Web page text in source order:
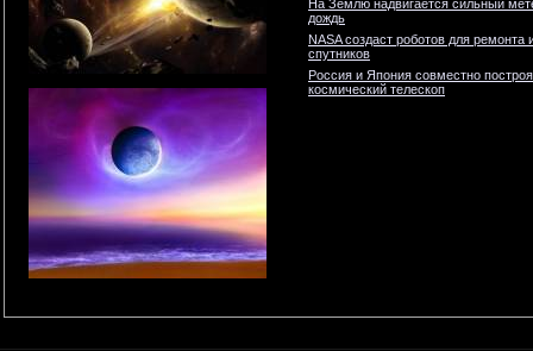
На Землю надвигается сильный
дождь
NASA создаст роботов для ремонта
спутников
Россия и Япония совместно
космический телескоп